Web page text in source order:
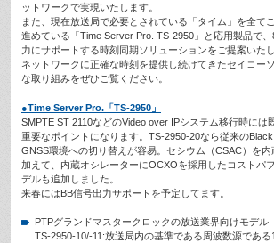
ットワークで実現いたします。
また、現在放送局で必要とされている「タイム」を全て
進めている「Time Server Pro. TS-2950」と応用製品で
力にサポートする時刻同期ソリューションをご提案いたし
ネットワークに正確な時刻を提供し続けてきたセイコー
な取り組みをぜひご覧ください。
●Time Server Pro.「TS-2950」
SMPTE ST 2110などのVideo over IPシステム移行時には
重要なポイントになります。TS-2950-20なら従来の
GNSS環境への切り替えが容易。セシウム（CSAC）を
加えて、内蔵オシレーターにOCXOを採用したコストパ
デルも追加しました。
来春にはBB信号出力サポートを予定してます。
PTPグランドマスタークロックの放送業界向けモデル
TS-2950-10/-11:放送局内の基準である周波数源であ